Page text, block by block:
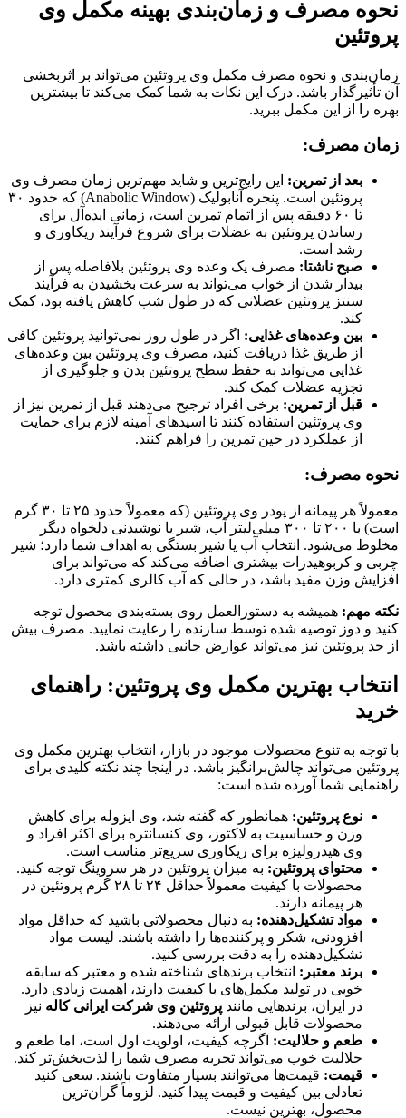
نحوه مصرف و زمان‌بندی بهینه مکمل وی
پروتئین
زمان‌بندی و نحوه مصرف مکمل وی پروتئین می‌تواند بر اثربخشی
آن تأثیرگذار باشد. درک این نکات به شما کمک می‌کند تا بیشترین
بهره را از این مکمل ببرید.
زمان مصرف:
بعد از تمرین: این رایج‌ترین و شاید مهم‌ترین زمان مصرف وی
پروتئین است. پنجره آنابولیک (Anabolic Window) که حدود ۳۰
تا ۶۰ دقیقه پس از اتمام تمرین است، زمانی ایده‌آل برای
رساندن پروتئین به عضلات برای شروع فرآیند ریکاوری و
رشد است.
صبح ناشتا: مصرف یک وعده وی پروتئین بلافاصله پس از
بیدار شدن از خواب می‌تواند به سرعت بخشیدن به فرآیند
سنتز پروتئین عضلانی که در طول شب کاهش یافته بود، کمک
کند.
بین وعده‌های غذایی: اگر در طول روز نمی‌توانید پروتئین کافی
از طریق غذا دریافت کنید، مصرف وی پروتئین بین وعده‌های
غذایی می‌تواند به حفظ سطح پروتئین بدن و جلوگیری از
تجزیه عضلات کمک کند.
قبل از تمرین: برخی افراد ترجیح می‌دهند قبل از تمرین نیز از
وی پروتئین استفاده کنند تا اسیدهای آمینه لازم برای حمایت
از عملکرد در حین تمرین را فراهم کنند.
نحوه مصرف:
معمولاً هر پیمانه از پودر وی پروتئین (که معمولاً حدود ۲۵ تا ۳۰ گرم
است) با ۲۰۰ تا ۳۰۰ میلی‌لیتر آب، شیر یا نوشیدنی دلخواه دیگر
مخلوط می‌شود. انتخاب آب یا شیر بستگی به اهداف شما دارد؛ شیر
چربی و کربوهیدرات بیشتری اضافه می‌کند که می‌تواند برای
افزایش وزن مفید باشد، در حالی که آب کالری کمتری دارد.
نکته مهم: همیشه به دستورالعمل روی بسته‌بندی محصول توجه
کنید و دوز توصیه شده توسط سازنده را رعایت نمایید. مصرف بیش
از حد پروتئین نیز می‌تواند عوارض جانبی داشته باشد.
انتخاب بهترین مکمل وی پروتئین: راهنمای
خرید
با توجه به تنوع محصولات موجود در بازار، انتخاب بهترین مکمل وی
پروتئین می‌تواند چالش‌برانگیز باشد. در اینجا چند نکته کلیدی برای
راهنمایی شما آورده شده است:
نوع پروتئین: همانطور که گفته شد، وی ایزوله برای کاهش
وزن و حساسیت به لاکتوز، وی کنسانتره برای اکثر افراد و
وی هیدرولیزه برای ریکاوری سریع‌تر مناسب است.
محتوای پروتئین: به میزان پروتئین در هر سروینگ توجه کنید.
محصولات با کیفیت معمولاً حداقل ۲۴ تا ۲۸ گرم پروتئین در
هر پیمانه دارند.
مواد تشکیل‌دهنده: به دنبال محصولاتی باشید که حداقل مواد
افزودنی، شکر و پرکننده‌ها را داشته باشند. لیست مواد
تشکیل‌دهنده را به دقت بررسی کنید.
برند معتبر: انتخاب برندهای شناخته شده و معتبر که سابقه
خوبی در تولید مکمل‌های با کیفیت دارند، اهمیت زیادی دارد.
در ایران، برندهایی مانند پروتئین وی شرکت ایرانی کاله نیز
محصولات قابل قبولی ارائه می‌دهند.
طعم و حلالیت: اگرچه کیفیت، اولویت اول است، اما طعم و
حلالیت خوب می‌تواند تجربه مصرف شما را لذت‌بخش‌تر کند.
قیمت: قیمت‌ها می‌توانند بسیار متفاوت باشند. سعی کنید
تعادلی بین کیفیت و قیمت پیدا کنید. لزوماً گران‌ترین
محصول، بهترین نیست.